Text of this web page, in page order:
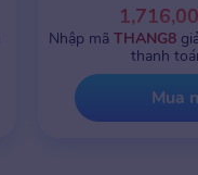
Nhập mã THANG8
thanh
Mua